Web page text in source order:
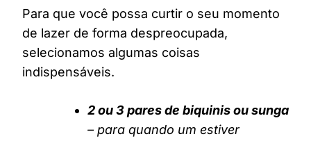
Para que você possa curtir o seu momento
de lazer de forma despreocupada,
selecionamos algumas coisas
indispensáveis.
2 ou 3 pares de biquinis ou sunga
– para quando um estiver